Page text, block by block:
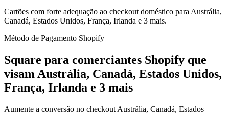
Cartões com forte adequação ao checkout doméstico para Austrália,
Canadá, Estados Unidos, França, Irlanda e 3 mais.
Método de Pagamento Shopify
Square para comerciantes Shopify que
visam Austrália, Canadá, Estados Unidos,
França, Irlanda e 3 mais
Aumente a conversão no checkout Austrália, Canadá, Estados